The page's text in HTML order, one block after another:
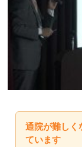
通院が難しく
ています